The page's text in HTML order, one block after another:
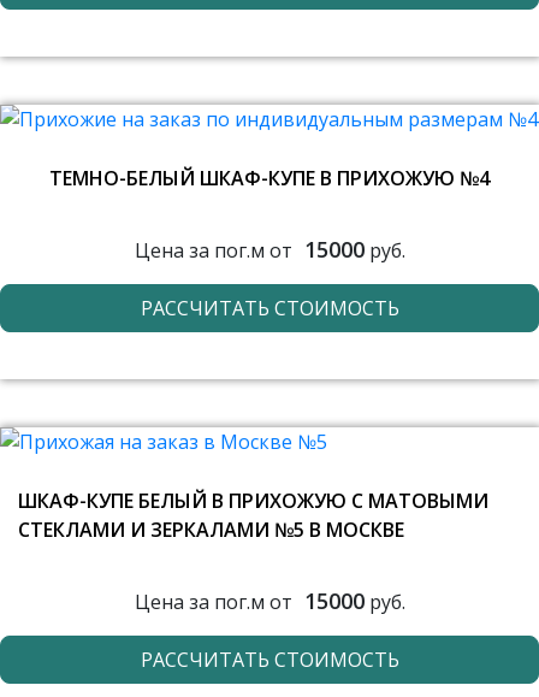
ТЕМНО-БЕЛЫЙ ШКАФ-КУПЕ В ПРИХОЖУЮ №4
Цена за пог.м от 15000руб.
РАССЧИТАТЬ СТОИМОСТЬ
ШКАФ-КУПЕ БЕЛЫЙ В ПРИХОЖУЮ С МАТОВЫМИ
СТЕКЛАМИ И ЗЕРКАЛАМИ №5 В МОСКВЕ
Цена за пог.м от 15000руб.
РАССЧИТАТЬ СТОИМОСТЬ